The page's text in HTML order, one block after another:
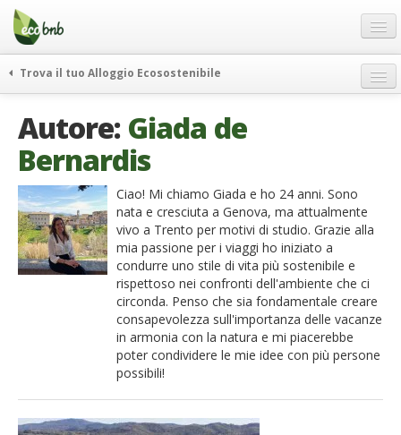
Menu
Salta
contenuto
Offerte Speciali
Regali
FAQ
Chi Siamo
Partner
Contatti
French
Trova il tuo Alloggio Ecosostenibile
itinerari
curiosità
vivere e viaggiare verde
news ed eventi
ecohotel
rassegna stampa
Autore: Giada de
Bernardis
Ciao! Mi chiamo Giada e ho 24 anni. Sono
nata e cresciuta a Genova, ma attualmente
vivo a Trento per motivi di studio. Grazie alla
mia passione per i viaggi ho iniziato a
condurre uno stile di vita più sostenibile e
rispettoso nei confronti dell'ambiente che ci
circonda. Penso che sia fondamentale creare
consapevolezza sull'importanza delle vacanze
in armonia con la natura e mi piacerebbe
poter condividere le mie idee con più persone
possibili!